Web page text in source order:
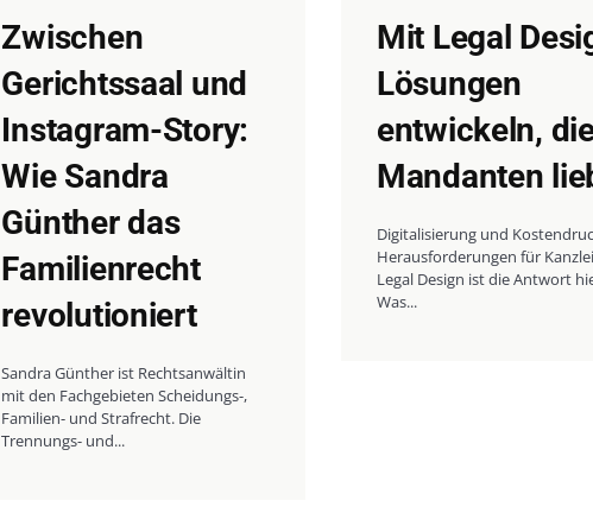
Zwischen
Gerichtssaal und
Instagram-Story:
Wie Sandra
Günther das
Familienrecht
revolutioniert
Sandra Günther ist Rechtsanwältin
mit den Fachgebieten Scheidungs-,
Familien- und Strafrecht. Die
Trennungs- und...
Mit Legal
Lösungen
entwickeln,
Mandanten
Digitalisierung und
Herausforderungen für
Legal Design ist die Antwort
Was...